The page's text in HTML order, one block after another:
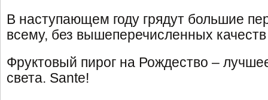
В наступающем году грядут большие
всему, без вышеперечисленных
Фруктовый пирог на Рождество –
света. Sante!